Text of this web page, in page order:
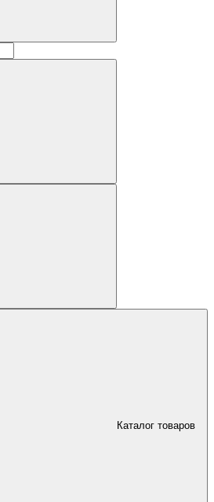
Каталог товаров